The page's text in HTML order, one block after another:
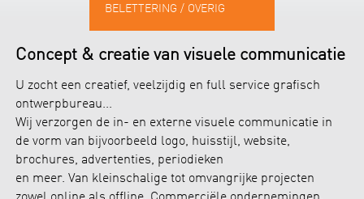
BELETTERING / OVERIG
Concept & creatie van visuele communicatie
U zocht een creatief, veelzijdig en full service grafisch
ontwerpbureau...
Wij verzorgen de in- en externe visuele communicatie in
de vorm van bijvoorbeeld logo, huisstijl, website,
brochures, advertenties, periodieken
en meer. Van kleinschalige tot omvangrijke projecten